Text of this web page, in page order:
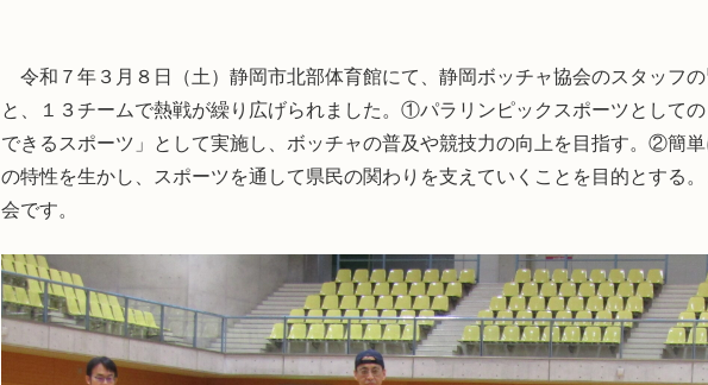
令和７年３月８日（土）静岡市北部体育館にて、静岡ボッチャ協会のスタッフ
と、１３チームで熱戦が繰り広げられました。①パラリンピックスポーツとして
できるスポーツ」として実施し、ボッチャの普及や競技力の向上を目指す。②簡
の特性を生かし、スポーツを通して県民の関わりを支えていくことを目的とする
会です。